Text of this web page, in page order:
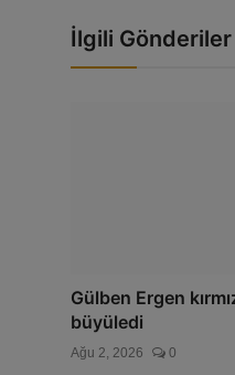
İlgili Gönderiler
Gülben Ergen
büyüledi
Ağu 2, 2026 0